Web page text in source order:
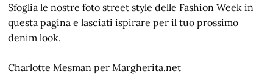
Sfoglia le nostre foto street style delle Fashion Week in
questa pagina e lasciati ispirare per il tuo prossimo
denim look.
Charlotte Mesman per Margherita.net